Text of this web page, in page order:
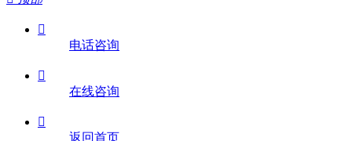

电话咨询

在线咨询

返回首页